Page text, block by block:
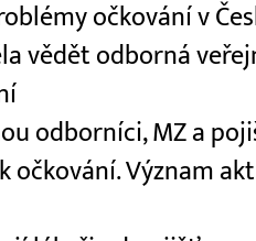
očkování v
vědět odborná
odborníci, MZ a
očkování. Význam